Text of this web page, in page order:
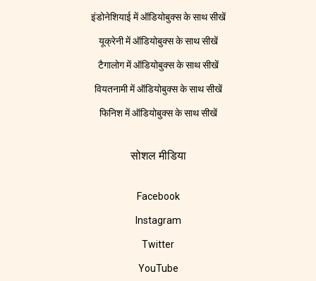
इंडोनेशियाई में ऑडियोबुक्स के साथ सीखें
यूक्रेनी में ऑडियोबुक्स के साथ सीखें
टैगालोग में ऑडियोबुक्स के साथ सीखें
वियतनामी में ऑडियोबुक्स के साथ सीखें
फिनिश में ऑडियोबुक्स के साथ सीखें
सोशल मीडिया
Facebook
Instagram
Twitter
YouTube